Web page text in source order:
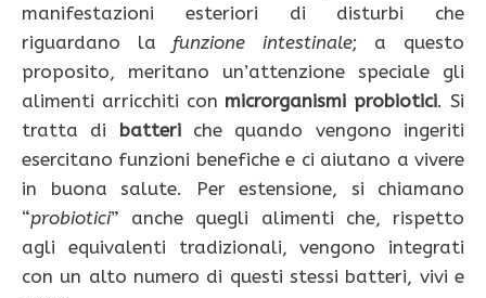
manifestazioni esteriori di disturbi che
riguardano la funzione intestinale; a questo
proposito, meritano un’attenzione speciale gli
alimenti arricchiti con microrganismi probiotici. Si
tratta di batteriche quando vengono ingeriti
esercitano funzioni benefiche e ci aiutano a vivere
in buona salute. Per estensione, si chiamano
“probiotici” anche quegli alimenti che, rispetto
agli equivalenti tradizionali, vengono integrati
con un alto numero di questi stessi batteri, vivi e